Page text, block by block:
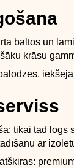
baltos un
krāsu
tikai tad
ar